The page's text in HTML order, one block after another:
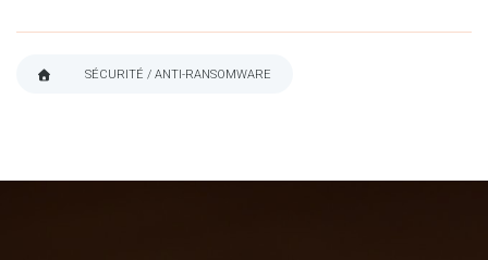
SÉCURITÉ / ANTI-RANSOMWARE